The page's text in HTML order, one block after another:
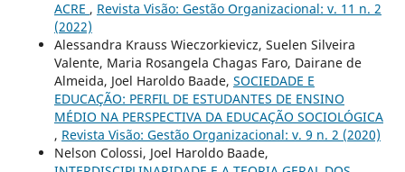
ACRE , Revista Visão: Gestão Organizacional: v. 11 n. 2
(2022)
Alessandra Krauss Wieczorkievicz, Suelen Silveira
Valente, Maria Rosangela Chagas Faro, Dairane de
Almeida, Joel Haroldo Baade, SOCIEDADE E
EDUCAÇÃO: PERFIL DE ESTUDANTES DE ENSINO
MÉDIO NA PERSPECTIVA DA EDUCAÇÃO SOCIOLÓGICA
, Revista Visão: Gestão Organizacional: v. 9 n. 2 (2020)
Nelson Colossi, Joel Haroldo Baade,